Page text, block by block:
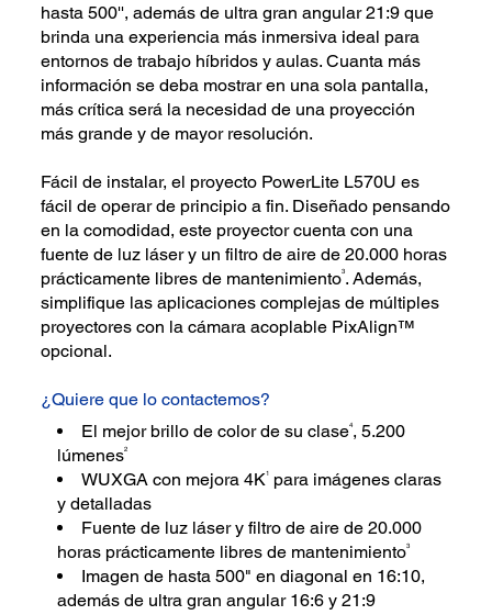
hasta 500'', además de ultra gran angular 21:9 que
brinda una experiencia más inmersiva ideal para
entornos de trabajo híbridos y aulas. Cuanta más
información se deba mostrar en una sola pantalla,
más crítica será la necesidad de una proyección
más grande y de mayor resolución.
Fácil de instalar, el proyecto PowerLite L570U es
fácil de operar de principio a fin. Diseñado pensando
en la comodidad, este proyector cuenta con una
fuente de luz láser y un filtro de aire de 20.000 horas
prácticamente libres de mantenimiento3. Además,
simplifique las aplicaciones complejas de múltiples
proyectores con la cámara acoplable PixAlign™
opcional.
¿Quiere que lo contactemos?
El mejor brillo de color de su clase4, 5.200
lúmenes2
WUXGA con mejora 4K1
para imágenes claras
y detalladas
Fuente de luz láser y filtro de aire de 20.000
horas prácticamente libres de mantenimiento3
Imagen de hasta 500" en diagonal en 16:10,
además de ultra gran angular 16:6 y 21:9